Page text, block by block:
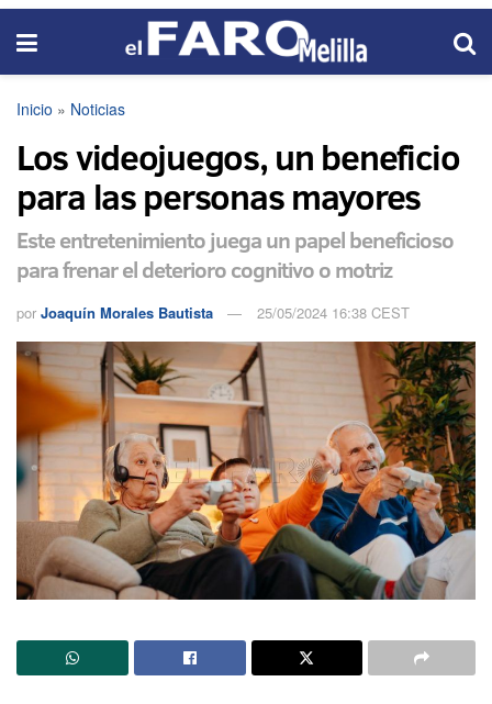
Inicio » Noticias
Los videojuegos, un beneficio
para las personas mayores
Este entretenimiento juega un papel beneficioso
para frenar el deterioro cognitivo o motriz
por Joaquín Morales Bautista 25/05/2024 16:38 CEST